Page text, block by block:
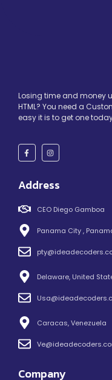
Losing time and money
HTML? You need a
easy it is to get one
Address
CEO Diego Gamboa
Panama City ,
Delaware, United
Caracas, Venezuela
Company